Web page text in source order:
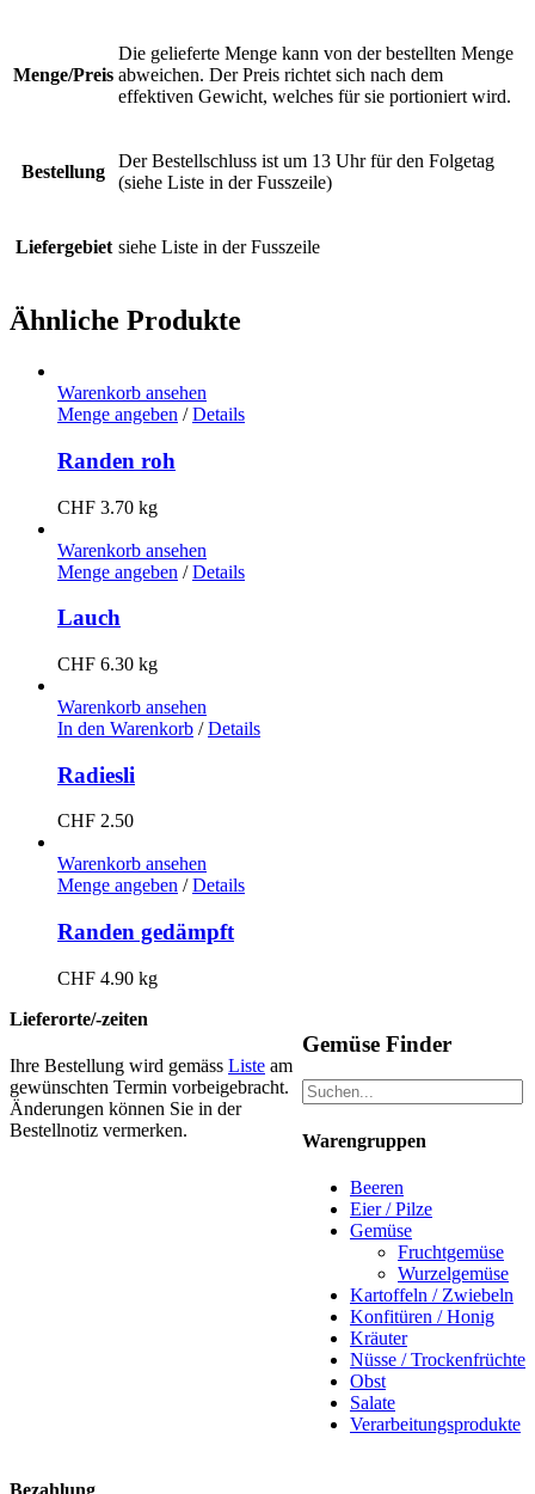
Menge/Preis
Die gelieferte Menge kann von der bestellten Menge
abweichen. Der Preis richtet sich nach dem
effektiven Gewicht, welches für sie portioniert wird.
Bestellung
Der Bestellschluss ist um 13 Uhr für den Folgetag
(siehe Liste in der Fusszeile)
Liefergebiet siehe Liste in der Fusszeile
Ähnliche Produkte
Warenkorb ansehen
Menge angeben / Details
Randen roh
CHF 3.70 kg
Warenkorb ansehen
Menge angeben / Details
Lauch
CHF 6.30 kg
Warenkorb ansehen
In den Warenkorb / Details
Radiesli
CHF 2.50
Warenkorb ansehen
Menge angeben / Details
Randen gedämpft
CHF 4.90 kg
Gemüse Finder
Warengruppen
Beeren
Eier / Pilze
Gemüse
Fruchtgemüse
Wurzelgemüse
Kartoffeln / Zwiebeln
Konfitüren / Honig
Kräuter
Nüsse / Trockenfrüchte
Obst
Salate
Verarbeitungsprodukte
Lieferorte/-zeiten
Ihre Bestel­lung wird gemäss Liste am
gewün­scht­en Ter­min vor­beige­bracht.
Änderun­gen kön­nen Sie in der
Bestell­no­tiz ver­merken.
Bezahlung